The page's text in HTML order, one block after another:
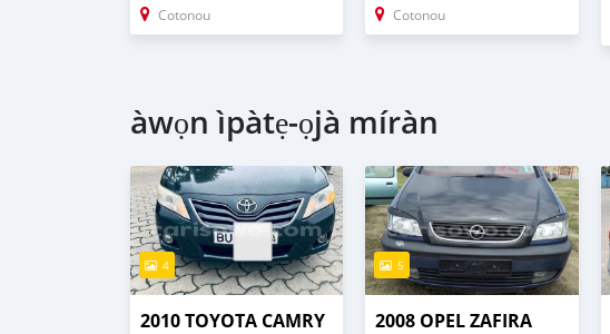
Cotonou Cotonou
àwọn ìpàtẹ-ọjà míràn
4
2010 TOYOTA CAMRY
5
2008 OPEL ZAFIRA